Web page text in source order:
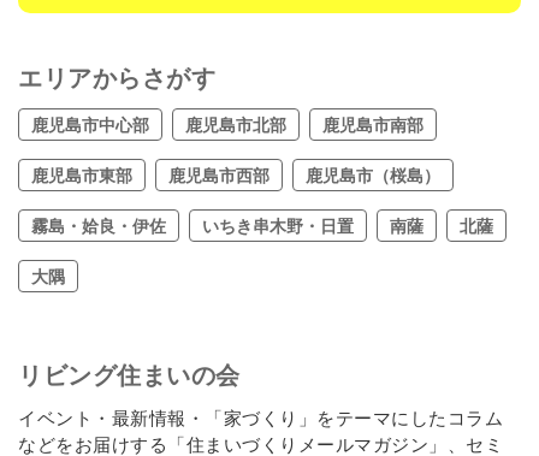
エリアからさがす
鹿児島市中心部 鹿児島市北部 鹿児島市南部
鹿児島市東部 鹿児島市西部 鹿児島市（桜島）
霧島・姶良・伊佐 いちき串木野・日置 南薩 北薩
大隅
リビング住まいの会
イベント・最新情報・「家づくり」をテーマにしたコラム
などをお届けする「住まいづくりメールマガジン」、セミ